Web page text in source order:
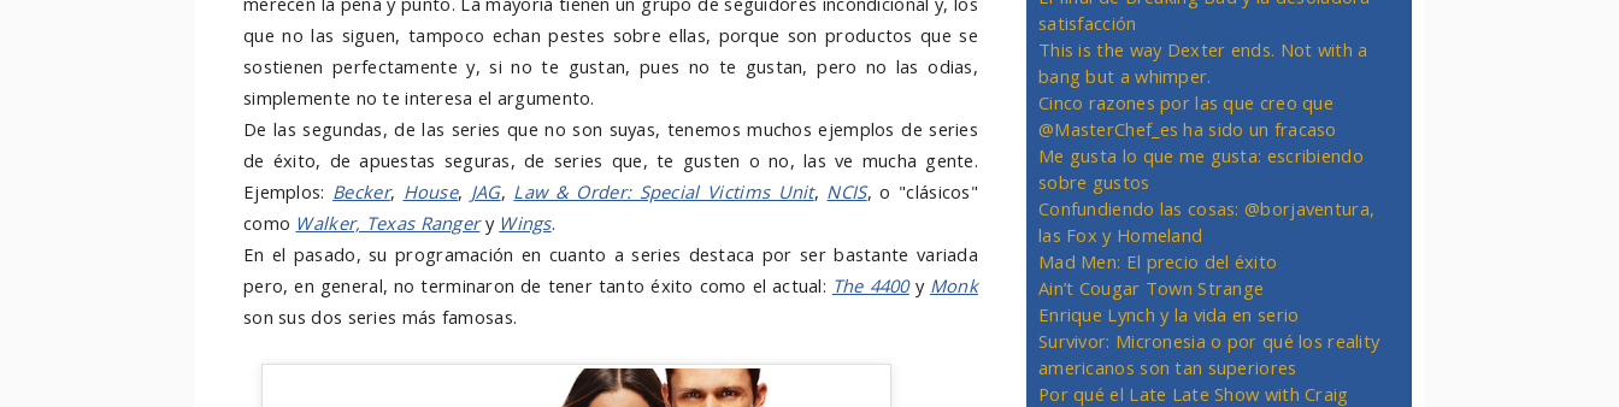
que no las siguen, tampoco echan pestes sobre ellas, porque son productos que se
sostienen perfectamente y, si no te gustan, pues no te gustan, pero no las odias,
simplemente no te interesa el argumento.
De las segundas, de las series que no son suyas, tenemos muchos ejemplos de series
de éxito, de apuestas seguras, de series que, te gusten o no, las ve mucha gente.
Ejemplos: Becker, House, JAG, Law & Order: Special Victims Unit, NCIS, o "clásicos"
como Walker, Texas Rangery Wings.
En el pasado, su programación en cuanto a series destaca por ser bastante variada
pero, en general, no terminaron de tener tanto éxito como el actual: The 4400y Monk
son sus dos series más famosas.
satisfacción
This is the way Dexter ends. Not with a
bang but a whimper.
Cinco razones por las que creo que
@MasterChef_es ha sido un fracaso
Me gusta lo que me gusta: escribiendo
sobre gustos
Confundiendo las cosas: @borjaventura,
las Fox y Homeland
Mad Men: El precio del éxito
Ain’t Cougar Town Strange
Enrique Lynch y la vida en serio
Survivor: Micronesia o por qué los reality
americanos son tan superiores
Por qué el Late Late Show with Craig